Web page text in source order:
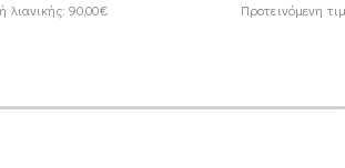
λιανικής: 90,00€ Προτεινόμενη